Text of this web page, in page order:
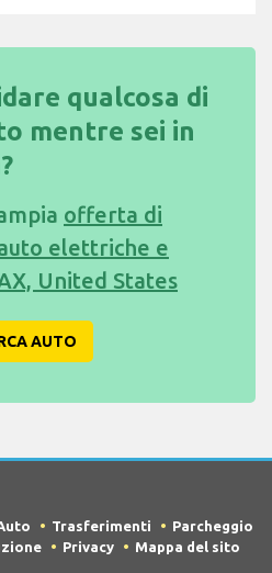
qualcosa di
mentre sei in
offerta di
elettriche e
United States
AUTO
Trasferimenti
Parcheggio
Privacy Mappa del sito